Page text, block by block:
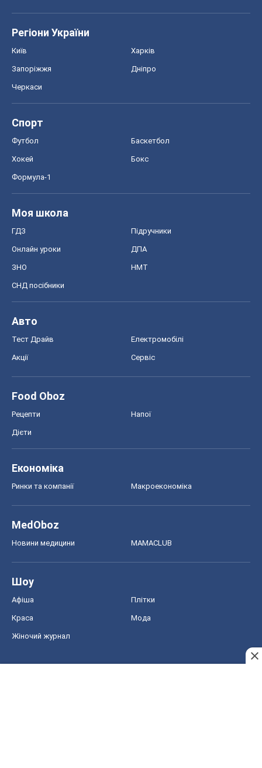
Регіони України
Київ Харків
Запоріжжя Дніпро
Черкаси
Спорт
Футбол Баскетбол
Хокей Бокс
Формула-1
Моя школа
ГДЗ Підручники
Онлайн уроки ДПА
ЗНО НМТ
СНД посібники
Авто
Тест Драйв Електромобілі
Акції Сервіс
Food Oboz
Рецепти Напої
Дієти
Економіка
Ринки та компанії Макроекономіка
MedOboz
Новини медицини MAMACLUB
Шоу
Афіша Плітки
Краса Мода
Жіночий журнал